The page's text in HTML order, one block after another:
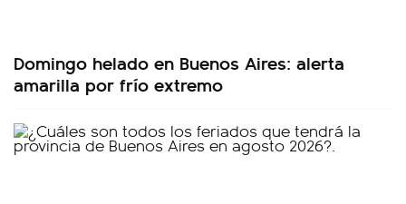
Domingo helado en Buenos Aires: alerta
amarilla por frío extremo